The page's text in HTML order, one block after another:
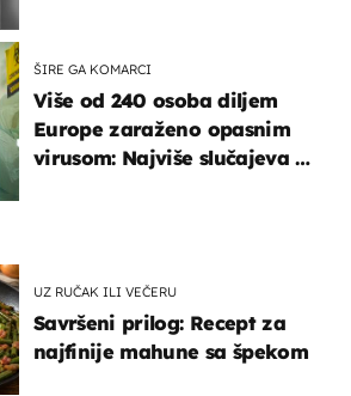
ŠIRE GA KOMARCI
Više od 240 osoba diljem
Europe zaraženo opasnim
virusom: Najviše slučajeva u
UZ RUČAK ILI VEČERU
Savršeni prilog: Recept za
najfinije mahune sa špekom